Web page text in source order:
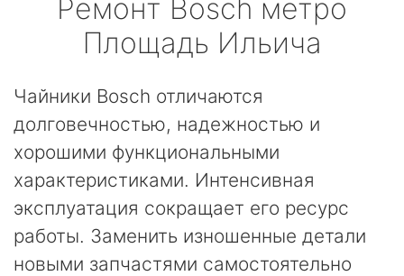
Ремонт Bosch метро
Площадь Ильича
Чайники Bosch отличаются
долговечностью, надежностью и
хорошими функциональными
характеристиками. Интенсивная
эксплуатация сокращает его ресурс
работы. Заменить изношенные детали
новыми запчастями самостоятельно